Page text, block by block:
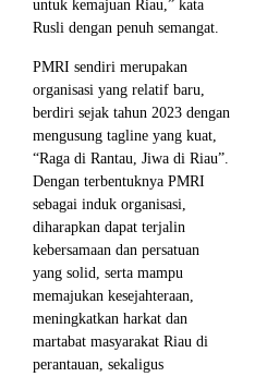
untuk kemajuan Riau,” kata
Rusli dengan penuh semangat.
PMRI sendiri merupakan
organisasi yang relatif baru,
berdiri sejak tahun 2023 dengan
mengusung tagline yang kuat,
“Raga di Rantau, Jiwa di Riau”.
Dengan terbentuknya PMRI
sebagai induk organisasi,
diharapkan dapat terjalin
kebersamaan dan persatuan
yang solid, serta mampu
memajukan kesejahteraan,
meningkatkan harkat dan
martabat masyarakat Riau di
perantauan, sekaligus